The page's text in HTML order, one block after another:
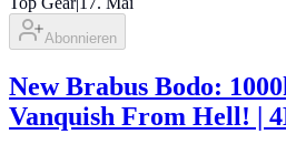
Abonnieren
New Brabus Bodo:
Vanquish From Hell! |